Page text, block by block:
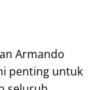
Armando
penting untuk